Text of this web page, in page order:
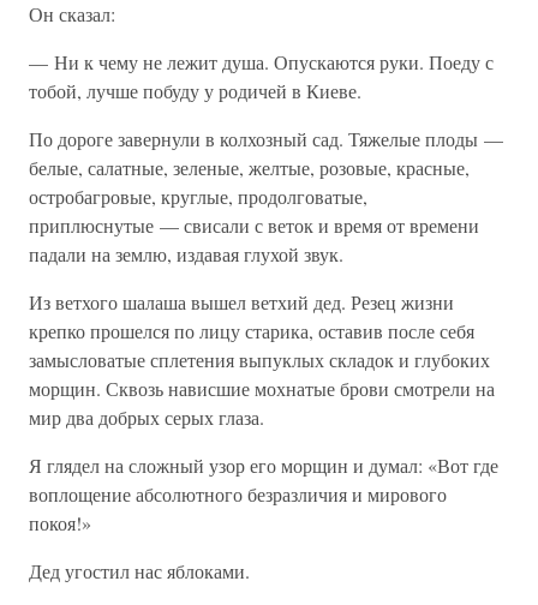
Он сказал:
— Ни к чему не лежит душа. Опускаются руки. Поеду с
тобой, лучше побуду у родичей в Киеве.
По дороге завернули в колхозный сад. Тяжелые плоды —
белые, салатные, зеленые, желтые, розовые, красные,
остробагровые, круглые, продолговатые,
приплюснутые — свисали с веток и время от времени
падали на землю, издавая глухой звук.
Из ветхого шалаша вышел ветхий дед. Резец жизни
крепко прошелся по лицу старика, оставив после себя
замысловатые сплетения выпуклых складок и глубоких
морщин. Сквозь нависшие мохнатые брови смотрели на
мир два добрых серых глаза.
Я глядел на сложный узор его морщин и думал: «Вот где
воплощение абсолютного безразличия и мирового
покоя!»
Дед угостил нас яблоками.